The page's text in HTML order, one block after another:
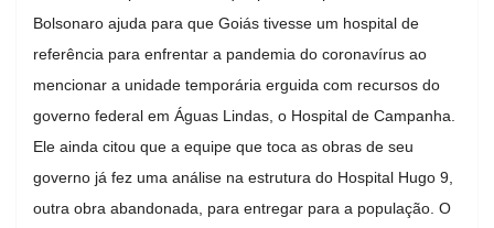
Bolsonaro ajuda para que Goiás tivesse um hospital de
referência para enfrentar a pandemia do coronavírus ao
mencionar a unidade temporária erguida com recursos do
governo federal em Águas Lindas, o Hospital de Campanha.
Ele ainda citou que a equipe que toca as obras de seu
governo já fez uma análise na estrutura do Hospital Hugo 9,
outra obra abandonada, para entregar para a população. O